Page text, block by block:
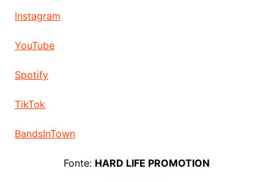
Instagram
YouTube
Spotify
TikTok
BandsInTown
Fonte: HARD LIFE PROMOTION